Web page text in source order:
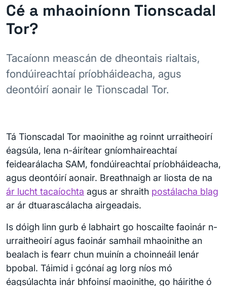
Cé a mhaoiníonn Tionscadal
Tor?
Tacaíonn meascán de dheontais rialtais,
fondúireachtaí príobháideacha, agus
deontóirí aonair le Tionscadal Tor.
Tá Tionscadal Tor maoinithe ag roinnt urraitheoirí
éagsúla, lena n-áirítear gníomhaireachtaí
feidearálacha SAM, fondúireachtaí príobháideacha,
agus deontóirí aonair. Breathnaigh ar liosta de na
ár lucht tacaíochta agus ar shraith postálacha blag
ar ár dtuarascálacha airgeadais.
Is dóigh linn gurb é labhairt go hoscailte faoinár n-
urraitheoirí agus faoinár samhail mhaoinithe an
bealach is fearr chun muinín a choinneáil lenár
bpobal. Táimid i gcónaí ag lorg níos mó
éagsúlachta inár bhfoinsí maoinithe, go háirithe ó